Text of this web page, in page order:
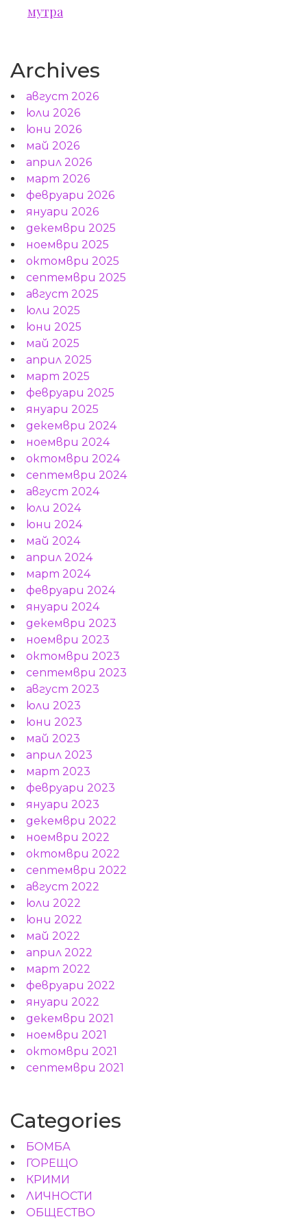
мутра
Archives
август 2026
юли 2026
юни 2026
май 2026
април 2026
март 2026
февруари 2026
януари 2026
декември 2025
ноември 2025
октомври 2025
септември 2025
август 2025
юли 2025
юни 2025
май 2025
април 2025
март 2025
февруари 2025
януари 2025
декември 2024
ноември 2024
октомври 2024
септември 2024
август 2024
юли 2024
юни 2024
май 2024
април 2024
март 2024
февруари 2024
януари 2024
декември 2023
ноември 2023
октомври 2023
септември 2023
август 2023
юли 2023
юни 2023
май 2023
април 2023
март 2023
февруари 2023
януари 2023
декември 2022
ноември 2022
октомври 2022
септември 2022
август 2022
юли 2022
юни 2022
май 2022
април 2022
март 2022
февруари 2022
януари 2022
декември 2021
ноември 2021
октомври 2021
септември 2021
Categories
БОМБА
ГОРЕЩО
КРИМИ
ЛИЧНОСТИ
ОБЩЕСТВО